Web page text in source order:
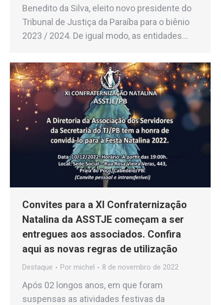
Benedito da Silva, eleito novo presidente do
Tribunal de Justiça da Paraíba para o biênio
2023 / 2024. De igual modo, as entidades…
Convites para a XI Confraternização
Natalina da ASSTJE começam a ser
entregues aos associados. Confira
aqui as novas regras de utilização
Destaque Por michel 8 de novembro de 2022
Após 02 longos anos, em que foram
suspensas as atividades festivas da